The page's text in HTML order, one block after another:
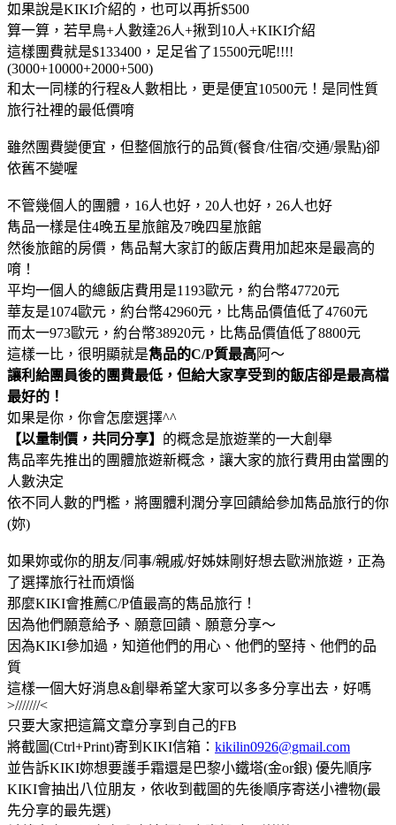
如果說是KIKI介紹的，也可以再折$500
算一算，若早鳥+人數達26人+揪到10人+KIKI介紹
這樣團費就是$133400，足足省了15500元呢!!!!
(3000+10000+2000+500)
和太一同樣的行程&人數相比，更是便宜10500元！是同性質
旅行社裡的最低價唷
雖然團費變便宜，但整個旅行的品質(餐食/住宿/交通/景點)卻
依舊不變喔
不管幾個人的團體，16人也好，20人也好，26人也好
雋品一樣是住4晚五星旅館及7晚四星旅館
然後旅館的房價，雋品幫大家訂的飯店費用加起來是最高的
唷！
平均一個人的總飯店費用是1193歐元，約台幣47720元
華友是1074歐元，約台幣42960元，比雋品價值低了4760元
而太一973歐元，約台幣38920元，比雋品價值低了8800元
這樣一比，很明顯就是雋品的C/P質最高阿～
讓利給團員後的團費最低，但給大家享受到的飯店卻是最高檔
最好的！
如果是你，你會怎麼選擇^^
【以量制價，共同分享】 的概念是旅遊業的一大創舉
雋品率先推出的團體旅遊新概念，讓大家的旅行費用由當團的
人數決定
依不同人數的門檻，將團體利潤分享回饋給參加雋品旅行的你
(妳)
如果妳或你的朋友/同事/親戚/好姊妹剛好想去歐洲旅遊，正為
了選擇旅行社而煩惱
那麼KIKI會推薦C/P值最高的雋品旅行！
因為他們願意給予、願意回饋、願意分享～
因為KIKI參加過，知道他們的用心、他們的堅持、他們的品
質
這樣一個大好消息&創舉希望大家可以多多分享出去，好嗎
>///////<
只要大家把這篇文章分享到自己的FB
將截圖(Ctrl+Print)寄到KIKI信箱： kikilin0926@gmail.com
並告訴KIKI妳想要護手霜還是巴黎小鐵塔(金or銀) 優先順序
KIKI會抽出八位朋友，依收到截圖的先後順序寄送小禮物(最
先分享的最先選)